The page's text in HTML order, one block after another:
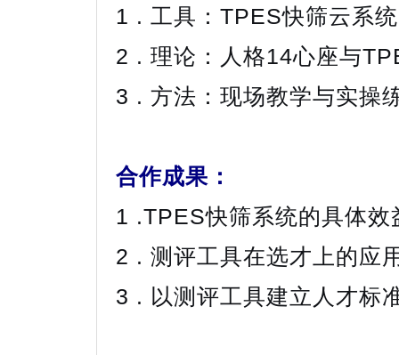
1 . 工具：TPES快筛云系统
2 . 理论：人格14心座与
3 . 方法：现场教学与实操
合作成果：
1 .TPES快筛系统的具体效
2 . 测评工具在选才上的应
3 . 以测评工具建立人才标